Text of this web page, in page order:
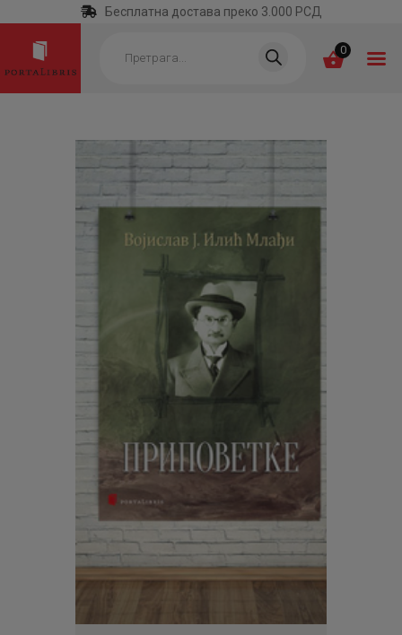
Бесплатна достава преко 3.000 РСД
search 0
ПОЧЕТНА
КАТЕГОРИЈЕ
НАЈПРОДАВАНИЈЕ
НОВЕ КЊИГЕ
ОТРГНУТО ОД
АУТОРИ
АКТУЕЛНОСТИ
ЦЕНОВНИК
ПИСМО